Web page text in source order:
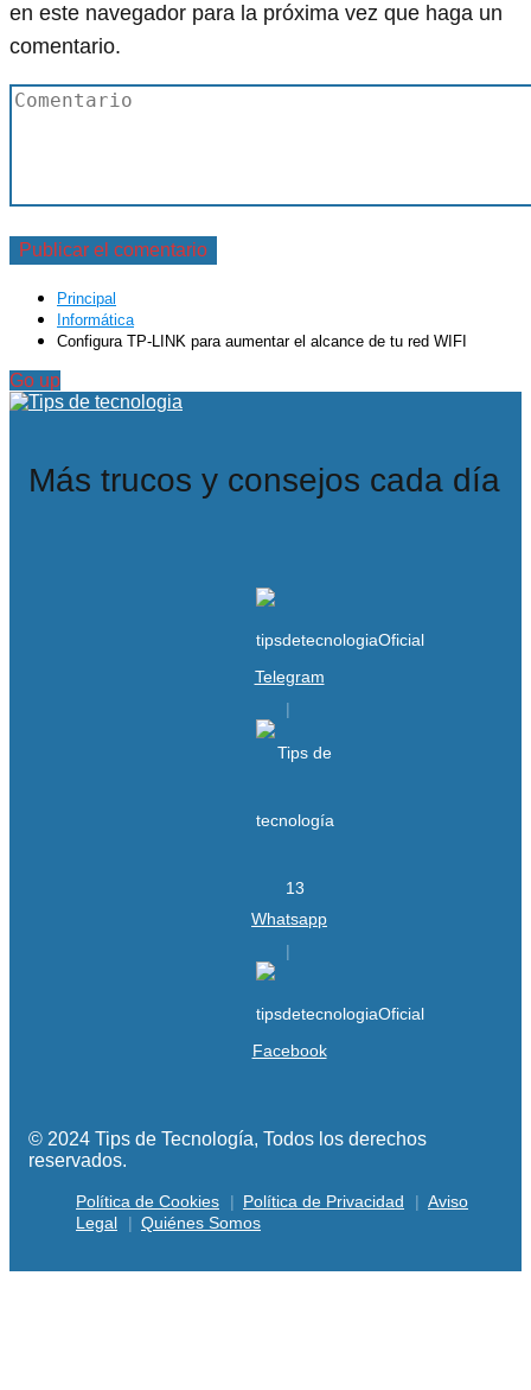
en este navegador para la próxima vez que haga un
comentario.
Principal
Informática
Configura TP-LINK para aumentar el alcance de tu red WIFI
Go up
Más trucos y consejos cada día
Telegram
Whatsapp
Facebook
© 2024 Tips de Tecnología, Todos los derechos
reservados.
Política de Cookies Política de Privacidad
Aviso
Legal
Quiénes Somos